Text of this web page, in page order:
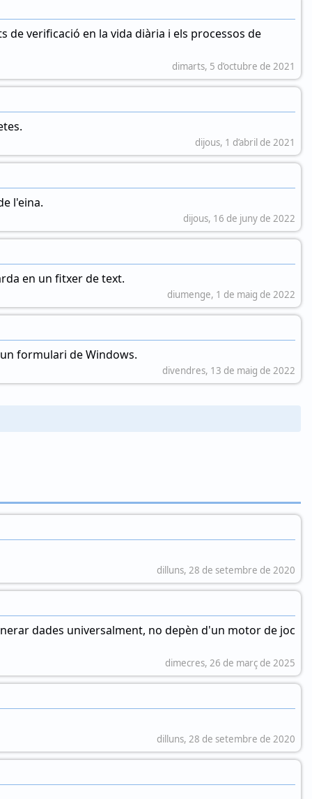
verificació en la vida diària i els processos de
dimarts, 5 d’octubre de 2021
dijous, 1 d’abril de 2021
l'eina.
dijous, 16 de juny de 2022
en un fitxer de text.
diumenge, 1 de maig de 2022
formulari de Windows.
divendres, 13 de maig de 2022
dilluns, 28 de setembre de 2020
dades universalment, no depèn d'un motor de joc
dimecres, 26 de març de 2025
dilluns, 28 de setembre de 2020